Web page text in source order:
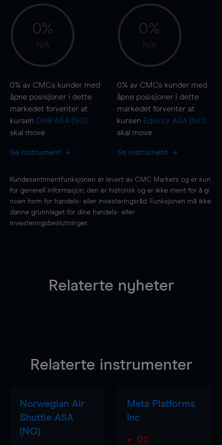
0%
N/A
0% av CMCs kunder med
åpne posisjoner i dette
markedet forventer at
kursen DNB ASA (NO)
skal move
Se instrument
0%
N/A
0% av CMCs kunder med
åpne posisjoner i dette
markedet forventer at
kursen Equinor ASA (NO)
skal move
Se instrument
Kundesentimentfunksjonen er levert av CMC Markets og er kun
for generell informasjon, den er historisk og er ikke ment for å gi
noen form for handels- eller investeringsråd. Funksjonen må ikke
danne grunnlaget for dine handels- eller
investeringsbeslutninger.
Relaterte nyheter
Relaterte instrumenter
Norwegian Air
Shuttle ASA
(NO)
Meta Platforms
Inc
0%